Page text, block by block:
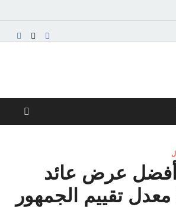
نيوز
عرض عائد
96% معدل تقييم الجمهور